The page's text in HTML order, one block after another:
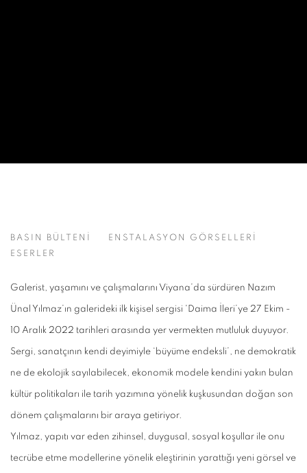
NAZIM ÜNAL YILMAZ
BASIN BÜLTENİ
ENSTALASYON GÖRSELLERİ
ESERLER
Galerist, yaşamını ve çalışmalarını Viyana’da sürdüren Nazım
Ünal Yılmaz’ın galerideki ilk kişisel sergisi 'Daima İleri’ye 27 Ekim -
10 Aralık 2022 tarihleri arasında yer vermekten mutluluk duyuyor.
Sergi, sanatçının kendi deyimiyle ‘büyüme endeksli’, ne demokratik
ne de ekolojik sayılabilecek, ekonomik modele kendini yakın bulan
kültür politikaları ile tarih yazımına yönelik kuşkusundan doğan son
dönem çalışmalarını bir araya getiriyor.
Yılmaz, yapıtı var eden zihinsel, duygusal, sosyal koşullar ile onu
tecrübe etme modellerine yönelik eleştirinin yarattığı yeni görsel ve